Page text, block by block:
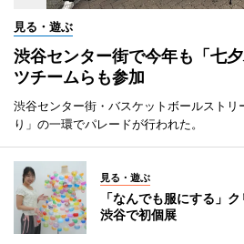
見る・遊ぶ
渋谷センター街で今年も「七
ツチームらも参加
渋谷センター街・バスケットボールストリ
り」の一環でパレードが行われた。
見る・遊ぶ
「なんでも服にする」
渋谷で初個展